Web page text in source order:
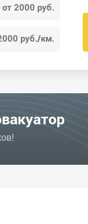
от 2000 руб.
руб./км.